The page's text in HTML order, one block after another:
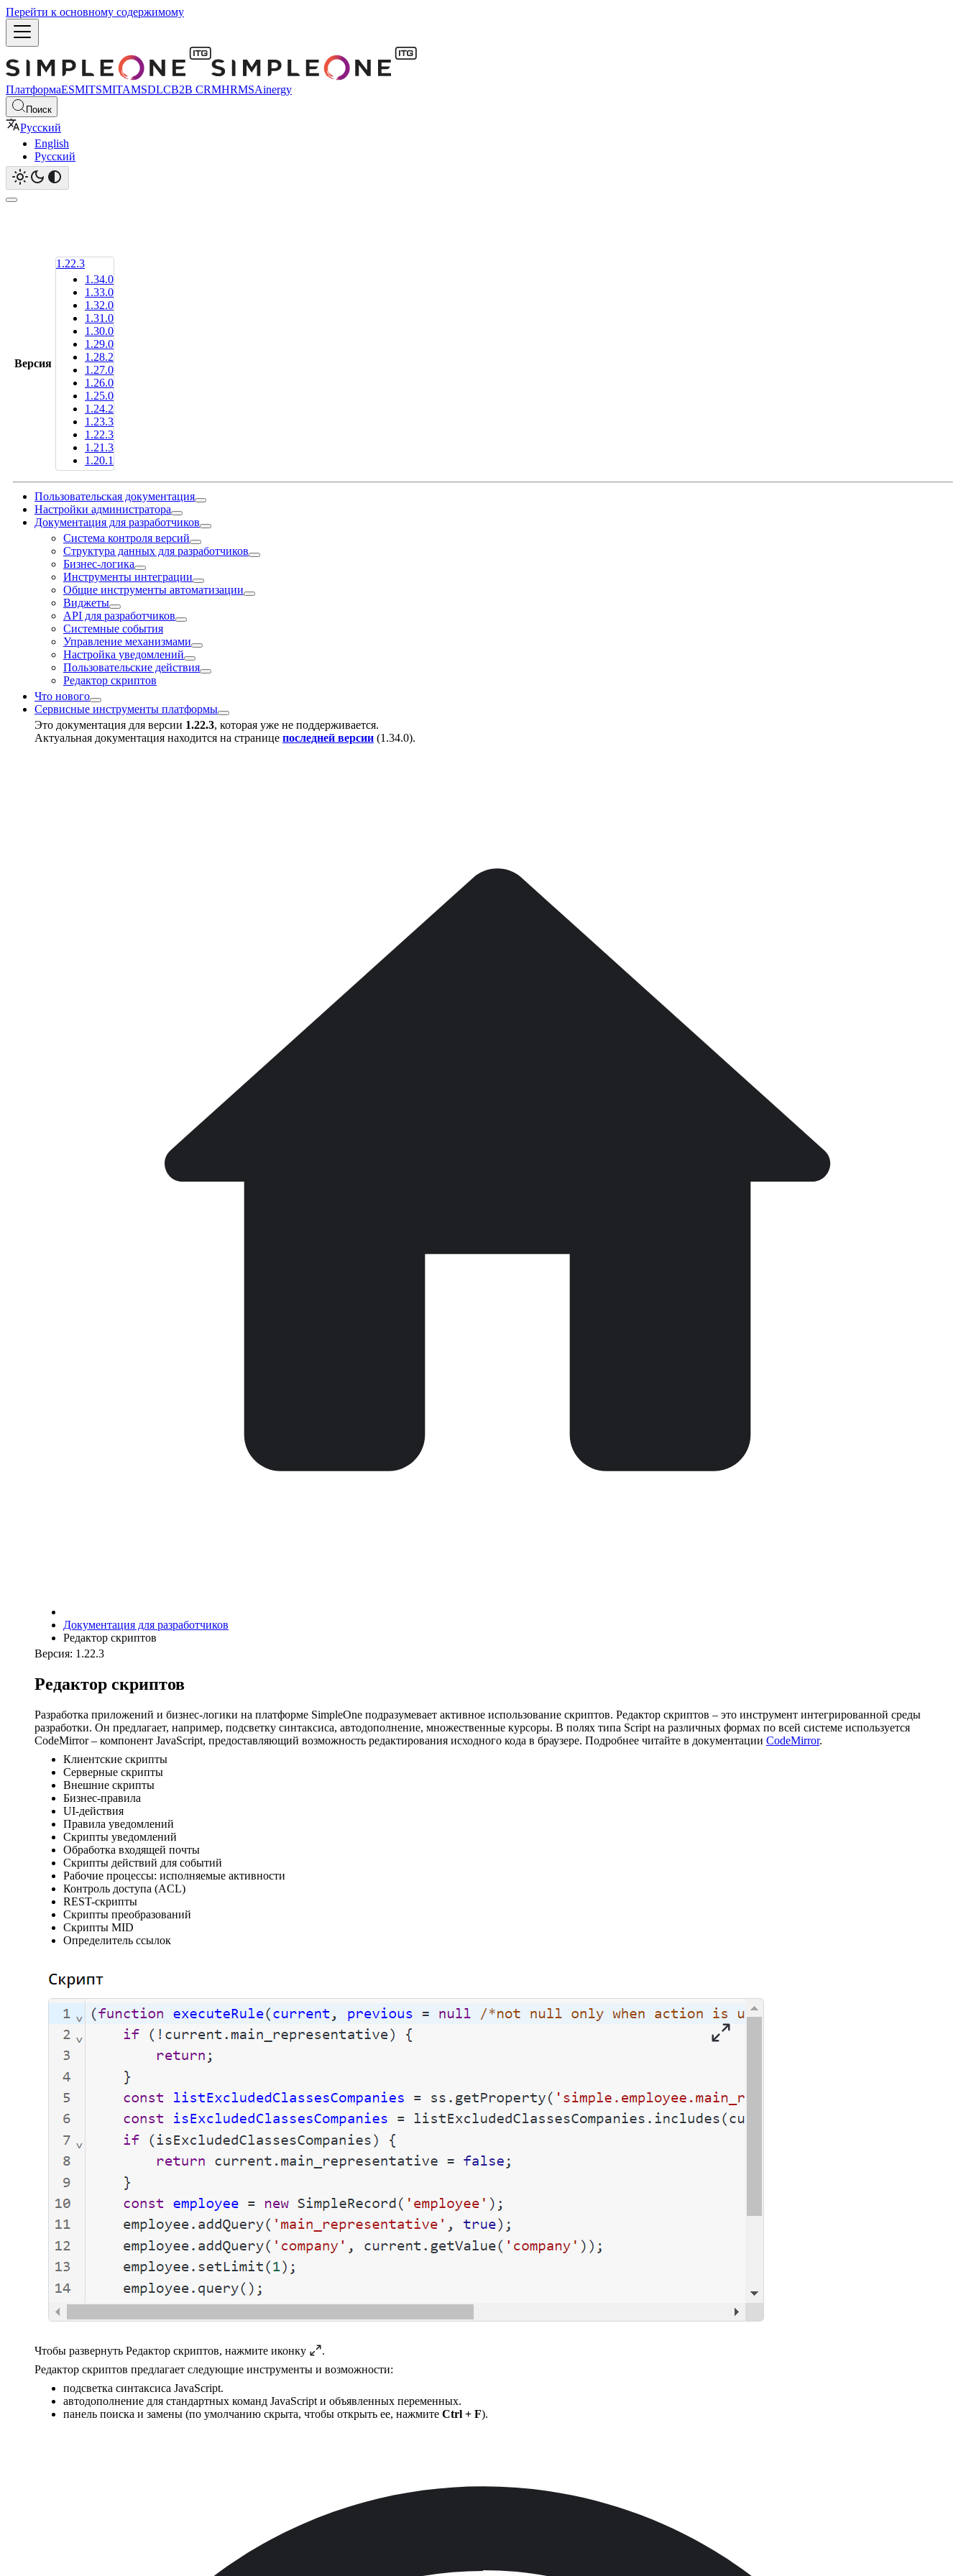
Перейти к основному содержимому
ПлатформаESMITSMITAMSDLCB2B CRMHRMSAinergy
Поиск
Русский
English
Русский
Версия
1.22.3
1.34.0
1.33.0
1.32.0
1.31.0
1.30.0
1.29.0
1.28.2
1.27.0
1.26.0
1.25.0
1.24.2
1.23.3
1.22.3
1.21.3
1.20.1
Пользовательская документация
Настройки администратора
Документация для разработчиков
Система контроля версий
Структура данных для разработчиков
Бизнес-логика
Инструменты интеграции
Общие инструменты автоматизации
Виджеты
API для разработчиков
Системные события
Управление механизмами
Настройка уведомлений
Пользовательские действия
Редактор скриптов
Что нового
Сервисные инструменты платформы
Это документация для версии 1.22.3, которая уже не поддерживается.
Актуальная документация находится на странице последней версии (1.34.0).
Документация для разработчиков
Редактор скриптов
Версия: 1.22.3
Редактор скриптов
Разработка приложений и бизнес-логики на платформе SimpleOne подразумевает активное использование скриптов. Редактор скриптов – это инструмент интегрированной среды
разработки. Он предлагает, например, подсветку синтаксиса, автодополнение, множественные курсоры. В полях типа Script на различных формах по всей системе используется
CodeMirror – компонент JavaScript, предоставляющий возможность редактирования исходного кода в браузере. Подробнее читайте в документации CodeMirror.
Клиентские скрипты
Серверные скрипты
Внешние скрипты
Бизнес-правила
UI-действия
Правила уведомлений
Скрипты уведомлений
Обработка входящей почты
Скрипты действий для событий
Рабочие процессы: исполняемые активности
Контроль доступа (ACL)
REST-скрипты
Скрипты преобразований
Скрипты MID
Определитель ссылок
Чтобы развернуть Редактор скриптов, нажмите иконку
.
Редактор скриптов предлагает следующие инструменты и возможности:
подсветка синтаксиса JavaScript.
автодополнение для стандартных команд JavaScript и объявленных переменных.
панель поиска и замены (по умолчанию скрыта, чтобы открыть ее, нажмите Ctrl + F).